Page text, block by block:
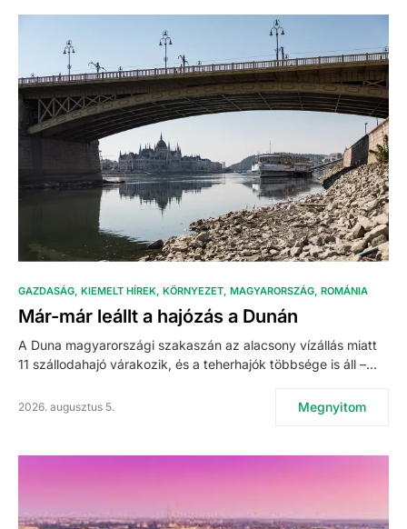
GAZDASÁG KIEMELT HÍREK KÖRNYEZET MAGYARORSZÁG ROMÁNIA
Már-már leállt a hajózás a Dunán
A Duna magyarországi szakaszán az alacsony vízállás miatt
11 szállodahajó várakozik, és a teherhajók többsége is áll –…
2026. augusztus 5. Megnyitom